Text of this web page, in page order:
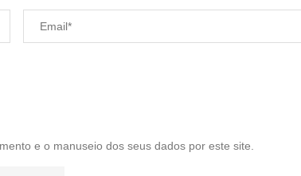
e o manuseio dos seus dados por este site.